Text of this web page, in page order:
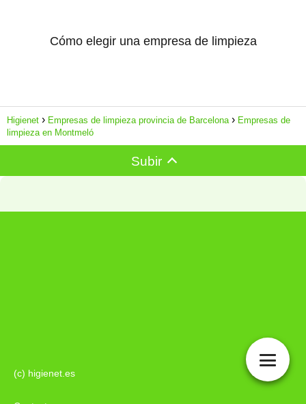
Cómo elegir una empresa de limpieza
Higienet Empresas de limpieza provincia de Barcelona
Empresas de
limpieza en Montmeló
Subir
(c) higienet.es